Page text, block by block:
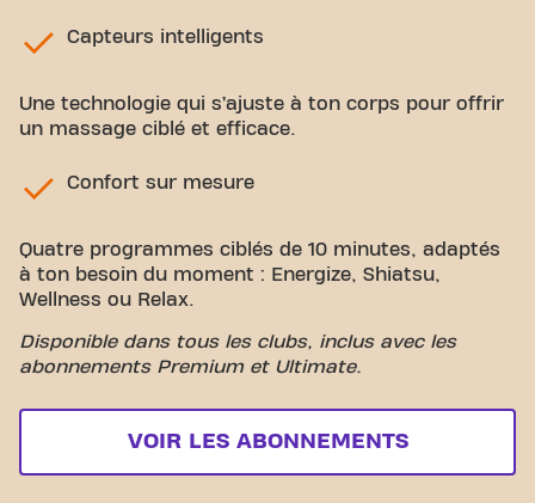
Capteurs intelligents
Une technologie qui s’ajuste à ton corps pour offrir
un massage ciblé et efficace.
Confort sur mesure
Quatre programmes ciblés de 10 minutes, adaptés
à ton besoin du moment : Energize, Shiatsu,
Wellness ou Relax.
Disponible dans tous les clubs, inclus avec les
abonnements Premium et Ultimate.
VOIR LES ABONNEMENTS